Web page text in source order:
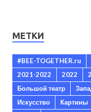
МЕТКИ
#BEE-TOGETHER.ru
2021-2022
2022
Большой театр
Искусство
Картины